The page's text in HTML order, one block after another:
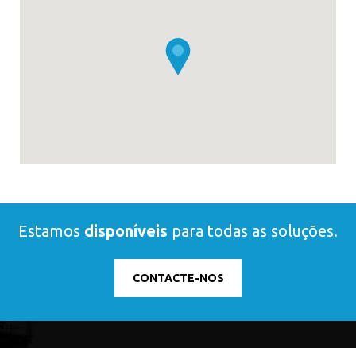
Estamos disponíveis para todas as soluções.
CONTACTE-NOS